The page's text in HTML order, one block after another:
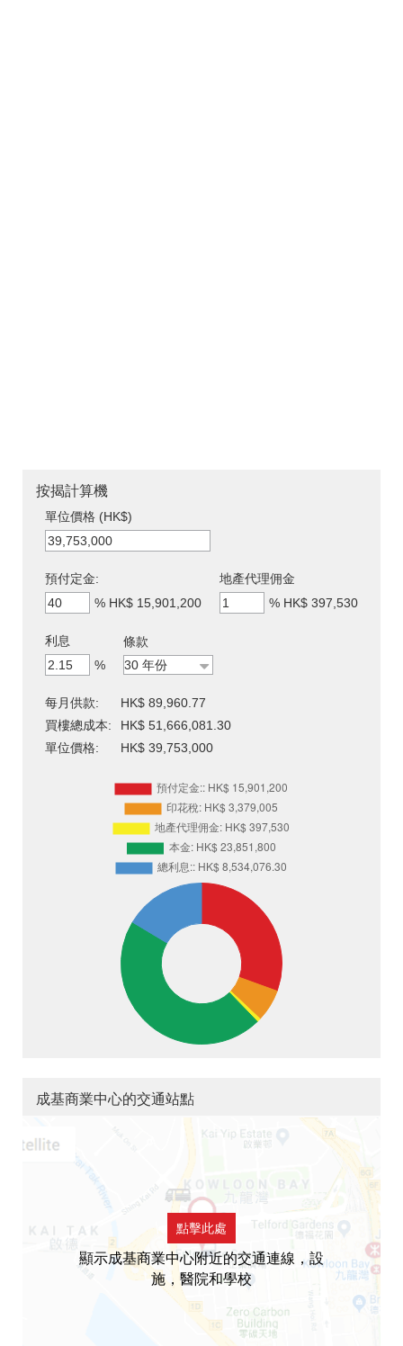
按揭計算機
單位價格 (HK$)
預付定金:
% HK$ 15,901,200
地產代理佣金
% HK$ 397,530
利息
%
條款
每月供款:
HK$ 89,960.77
買樓總成本:
HK$ 51,666,081.30
單位價格:
HK$ 39,753,000
成基商業中心的交通站點
點擊此處
顯示成基商業中心附近的交通連線，設
施，醫院和學校